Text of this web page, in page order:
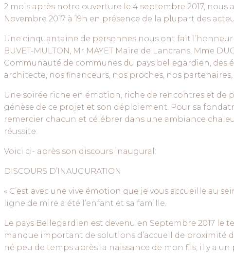
2 mois après notre ouverture le 4 septembre 2017, nous
Novembre 2017 à 19h en présence de la plupart des
Une cinquantaine de personnes nous ont fait
BUVET-MULTON, Mr MAYET Maire de Lancrans, Mme
Communauté de communes du pays bellegardien, des
architecte, nos financeurs, nos proches, nos
Une soirée riche en émotion, riche de rencontres et de
génèse de ce projet et son déploiement. Pour sa
remercier chacun et célébrer dans une ambiance
réussite.
Voici ci- après son discours inaugural:
DISCOURS D’INAUGURATION
« C’est avec une vive émotion que je vous accueille au
ligne de mire a été l’enfant et sa famille.
Le pays Bellegardien est devenu en Septembre 2017
manque important de solutions d’accueil de proximité
né peu de temps après la naissance de mon fils, il y a un